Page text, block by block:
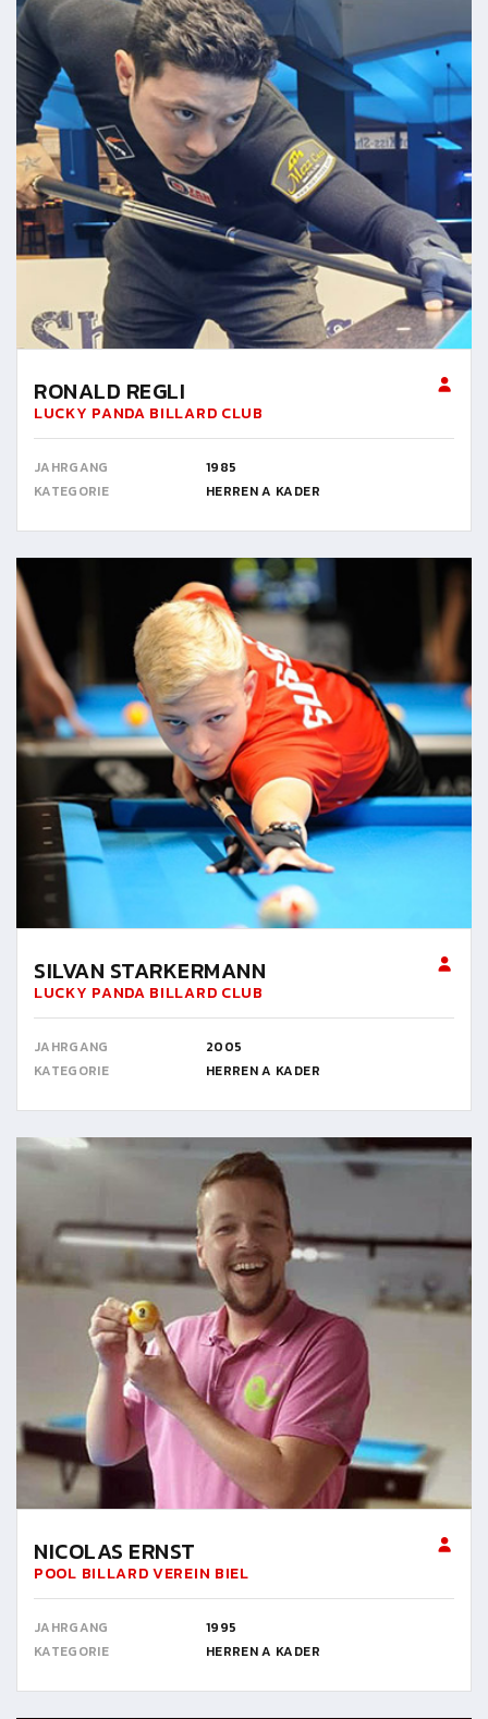
RONALD REGLI
LUCKY PANDA BILLARD CLUB
JAHRGANG
1985
KATEGORIE
HERREN A KADER
SILVAN STARKERMANN
LUCKY PANDA BILLARD CLUB
JAHRGANG
2005
KATEGORIE
HERREN A KADER
NICOLAS ERNST
POOL BILLARD VEREIN BIEL
JAHRGANG
1995
KATEGORIE
HERREN A KADER